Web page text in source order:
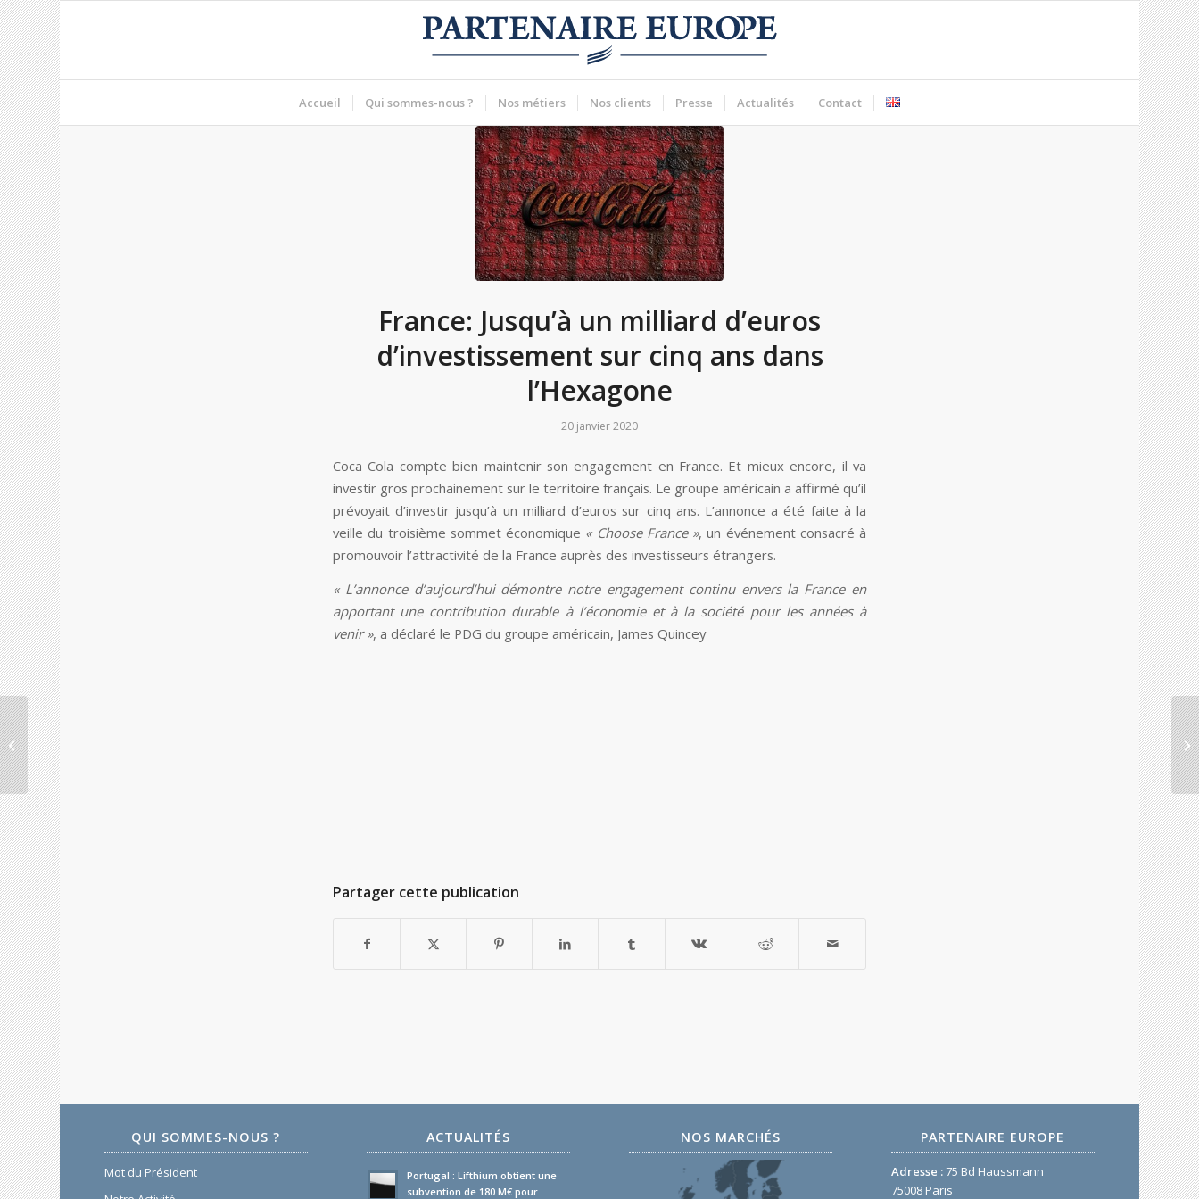
Accueil Qui sommes-nous ? Nos métiers Nos clients Presse Actualités Contact
France: Jusqu’à un milliard d’euros
d’investissement sur cinq ans dans
l’Hexagone
20 janvier 2020
Coca Cola compte bien maintenir son engagement en France. Et mieux encore, il va
investir gros prochainement sur le territoire français. Le groupe américain a affirmé qu’il
prévoyait d’investir jusqu’à un milliard d’euros sur cinq ans. L’annonce a été faite à la
veille du troisième sommet économique « Choose France », un événement consacré à
promouvoir l’attractivité de la France auprès des investisseurs étrangers.
« L’annonce d’aujourd’hui démontre notre engagement continu envers la France en
apportant une contribution durable à l’économie et à la société pour les années à
venir », a déclaré le PDG du groupe américain, James Quincey
Partager cette publication
QUI SOMMES-NOUS ?
Mot du Président
ACTUALITÉS
Portugal : Lifthium obtient une
subvention de 180 M€ pour
NOS MARCHÉS PARTENAIRE EUROPE
Adresse :75 Bd Haussmann
75008 Paris
Hongrie : Cott annonce
l’acquisition de
Clearwater et étend sa
présence...